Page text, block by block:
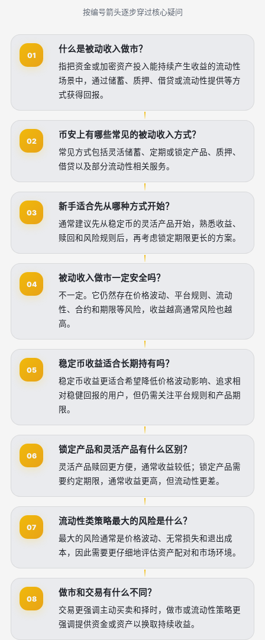
按编号箭头逐步穿过核心疑问
01
什么是被动收入做市？
指把资金或加密资产投入能持续产生收益的流动性
场景中，通过储蓄、质押、借贷或流动性提供等方
式获得回报。
02
币安上有哪些常见的被动收入方式？
常见方式包括灵活储蓄、定期或锁定产品、质押、
借贷以及部分流动性相关服务。
03
新手适合先从哪种方式开始？
通常建议先从稳定币的灵活产品开始，熟悉收益、
赎回和风险规则后，再考虑锁定期限更长的方案。
04
被动收入做市一定安全吗？
不一定。它仍然存在价格波动、平台规则、流动
性、合约和期限等风险，收益越高通常风险也越
高。
05
稳定币收益适合长期持有吗？
稳定币收益更适合希望降低价格波动影响、追求相
对稳健回报的用户，但仍需关注平台规则和产品期
限。
06
锁定产品和灵活产品有什么区别？
灵活产品赎回更方便，通常收益较低；锁定产品需
要约定期限，通常收益更高，但流动性更差。
07
流动性类策略最大的风险是什么？
最大的风险通常是价格波动、无常损失和退出成
本，因此需要更仔细地评估资产配对和市场环境。
08
做市和交易有什么不同？
交易更强调主动买卖和择时，做市或流动性策略更
强调提供资金或资产以换取持续收益。